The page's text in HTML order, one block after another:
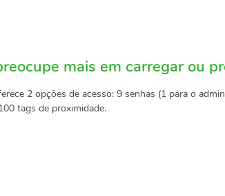
mais em carregar ou
2 opções de acesso: 9 senhas (1 para o
tags de proximidade.